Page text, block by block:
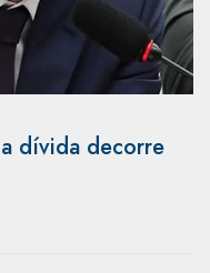
dívida decorre